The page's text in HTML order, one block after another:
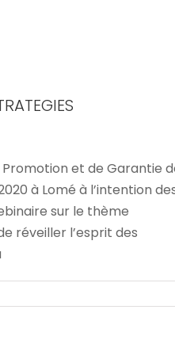
Promotion et de Garantie
à Lomé à l’intention
sur le thème
réveiller l’esprit des
DE FINANCES 2021